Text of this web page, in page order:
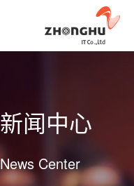
新闻中心
News Center